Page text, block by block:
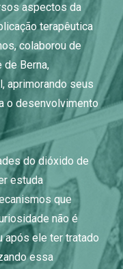
aspectos da
terapêutica
colaborou de
Berna,
aprimorando seus
o desenvolvimento
do dióxido de
estuda
que
não é
após ele ter tratado
essa